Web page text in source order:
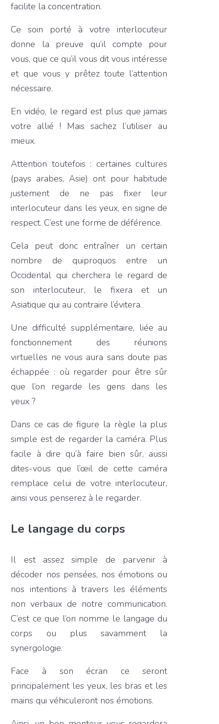
facilite la concentration.
Ce soin porté à votre interlocuteur
donne la preuve qu’il compte pour
vous, que ce qu’il vous dit vous intéresse
et que vous y prêtez toute l’attention
nécessaire.
En vidéo, le regard est plus que jamais
votre allié ! Mais sachez l’utiliser au
mieux.
Attention toutefois : certaines cultures
(pays arabes, Asie) ont pour habitude
justement de ne pas fixer leur
interlocuteur dans les yeux, en signe de
respect. C’est une forme de déférence.
Cela peut donc entraîner un certain
nombre de quiproquos entre un
Occidental qui cherchera le regard de
son interlocuteur, le fixera et un
Asiatique qui au contraire l’évitera.
Une difficulté supplémentaire, liée au
fonctionnement des réunions
virtuelles ne vous aura sans doute pas
échappée : où regarder pour être sûr
que l’on regarde les gens dans les
yeux ?
Dans ce cas de figure la règle la plus
simple est de regarder la caméra. Plus
facile à dire qu’à faire bien sûr, aussi
dites-vous que l’œil de cette caméra
remplace celui de votre interlocuteur,
ainsi vous penserez à le regarder.
Le langage du corps
Il est assez simple de parvenir à
décoder nos pensées, nos émotions ou
nos intentions à travers les éléments
non verbaux de notre communication.
C’est ce que l’on nomme le langage du
corps ou plus savamment la
synergologie.
Face à son écran ce seront
principalement les yeux, les bras et les
mains qui véhiculeront nos émotions.